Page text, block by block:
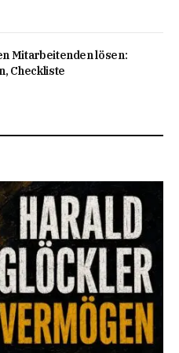
Mitarbeitenden lösen:
Checkliste